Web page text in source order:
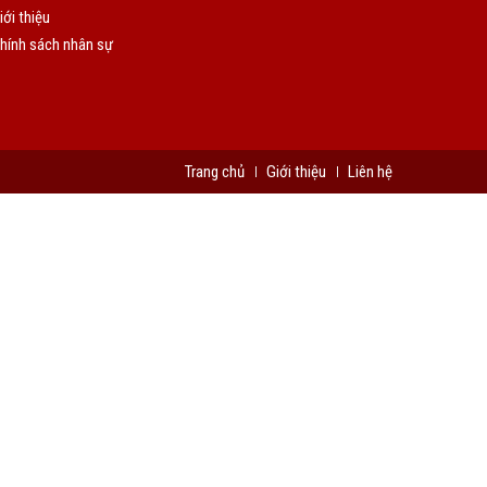
thiệu
sách nhân sự
Trang chủ Giới thiệu Liên hệ